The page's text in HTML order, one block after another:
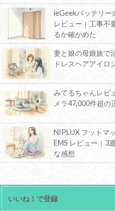
ieGeekバッテリー
レビュー｜工事不
るか確かめた
妻と娘の母娘旅で
ドレスヘアアイロ
みてるちゃんレビ
メラ47,000件超の
NIPLUX フットマ
EMS レビュー｜3
な感想
いいね！で登録